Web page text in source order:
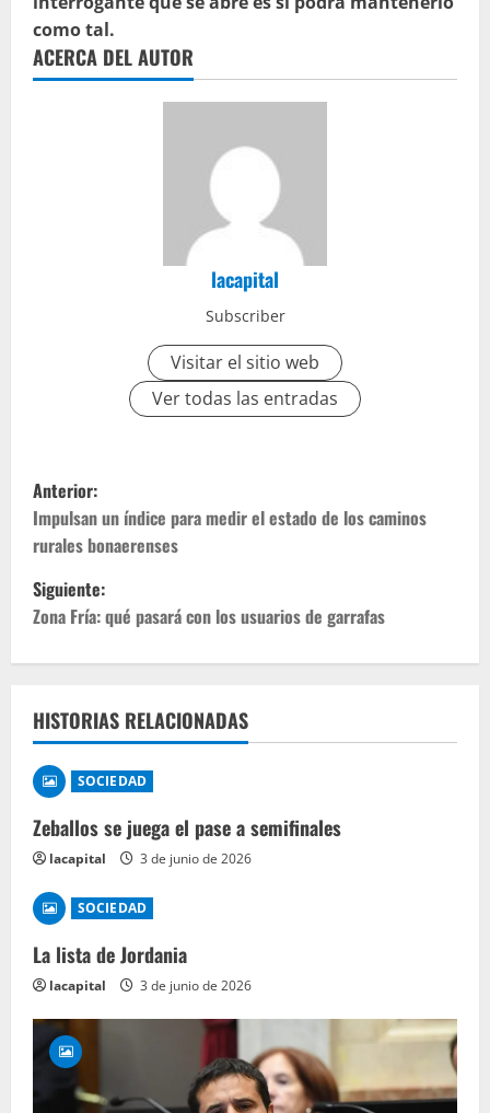
como tal.
ACERCA DEL AUTOR
lacapital
Subscriber
Visitar el sitio web
Ver todas las entradas
Anterior:
Impulsan un índice para medir el estado de los caminos
rurales bonaerenses
Siguiente:
Zona Fría: qué pasará con los usuarios de garrafas
HISTORIAS RELACIONADAS
SOCIEDAD
Zeballos se juega el pase a semifinales
lacapital 3 de junio de 2026
SOCIEDAD
La lista de Jordania
lacapital 3 de junio de 2026